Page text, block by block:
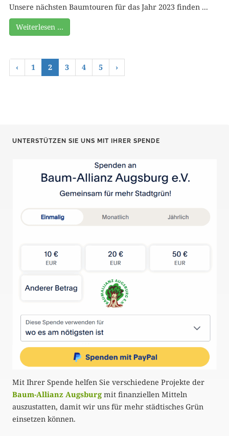
Unsere nächsten Baumtouren für das Jahr 2023 finden ...
Weiterlesen …
‹ 1 2 3 4 5 ›
UNTERSTÜTZEN SIE UNS MIT IHRER SPENDE
Mit Ihrer Spende helfen Sie verschiedene Projekte der
Baum-Allianz Augsburg mit finanziellen Mitteln
auszustatten, damit wir uns für mehr städtisches Grün
einsetzen können.